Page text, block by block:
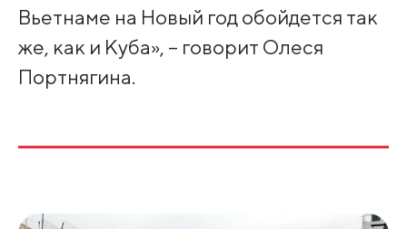
Вьетнаме на Новый год обойдется так
же, как и Куба», – говорит Олеся
Портнягина.